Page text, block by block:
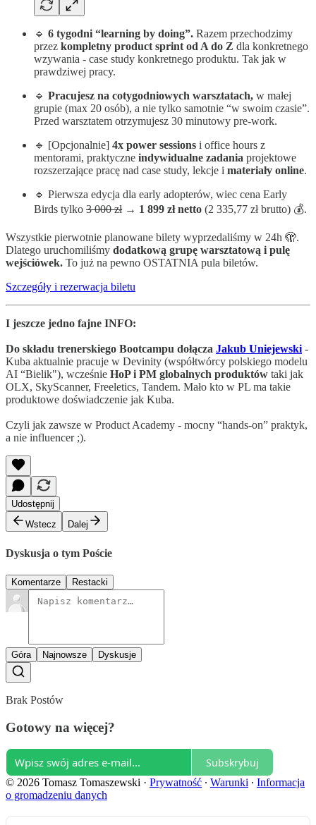
🔹 6 tygodni “learning by doing”. Razem przechodzimy
przez kompletny product sprint od A do Z dla konkretnego
wzywania - case study konkretnego produktu. Tak jak w
prawdziwej pracy.
🔹 Pracujesz na cotygodniowych warsztatach, w małej
grupie (max 20 osób), a nie tylko samotnie “w swoim czasie”.
Przed warsztatem otrzymujesz 30 minutowy pre-work.
🔹 [Opcjonalnie] 4x power sessions i office hours z
mentorami, praktyczne indywidualne zadania projektowe
rozszerzające pracę nad case study, lekcje i materiały online.
🔹 Pierwsza edycja dla early adopterów, wiec cena Early
Birds tylko 3 000 zł→ 1 899 zł netto (2 335,77 zł brutto) 💰.
Wszystkie pierwotnie planowane bilety wyprzedaliśmy w 24h 🫣.
Dlatego uruchomiliśmy dodatkową grupę warsztatową i pulę
wejściówek. To już na pewno OSTATNIA pula biletów.
Szczegóły i rezerwacja biletu
I jeszcze jedno fajne INFO:
Do składu trenerskiego Bootcampu dołącza Jakub Uniejewski -
Kuba aktualnie pracuje w Devinity (współtwórcy polskiego modelu
AI “Bielik"), wcześnie HoP i PM globalnych produktów taki jak
OLX, SkyScanner, Freeletics, Tandem. Mało kto w PL ma takie
produktowe doświadczenie jak Kuba.
Czyli jak zawsze w Product Academy - mocny “hands-on” praktyk,
a nie influencer ;).
Udostępnij
Wstecz
Dalej
Dyskusja o tym Poście
Komentarze Restacki
Góra Najnowsze Dyskusje
Brak Postów
Gotowy na więcej?
Subskrybuj
© 2026 Tomasz Tomaszewski · Prywatność ∙ Warunki ∙ Informacja
o gromadzeniu danych